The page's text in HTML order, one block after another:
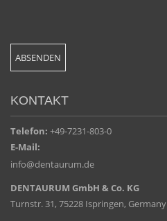
KONTAKT
Telefon: +49-7231-803-0
E-Mail:
info@dentaurum.de
DENTAURUM GmbH & Co. KG
Turnstr. 31, 75228 Ispringen, Germany